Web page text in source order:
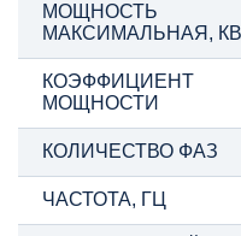
МОЩНОСТЬ
МАКСИМАЛЬНАЯ,
КОЭФФИЦИЕНТ
МОЩНОСТИ
КОЛИЧЕСТВО ФАЗ
ЧАСТОТА, ГЦ